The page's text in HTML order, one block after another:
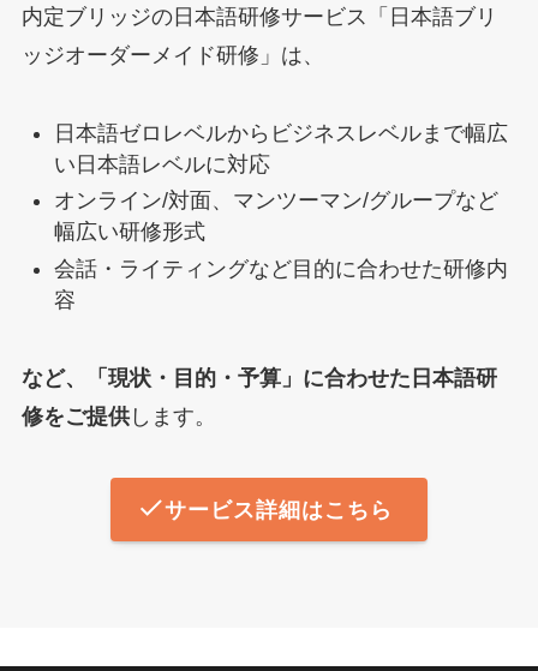
内定ブリッジの日本語研修サービス「日本語ブリ
ッジオーダーメイド研修」は、
日本語ゼロレベルからビジネスレベルまで幅広
い日本語レベルに対応
オンライン/対面、マンツーマン/グループなど
幅広い研修形式
会話・ライティングなど目的に合わせた研修内
容
など、「現状・目的・予算」に合わせた日本語研
修をご提供します。
サービス詳細はこちら